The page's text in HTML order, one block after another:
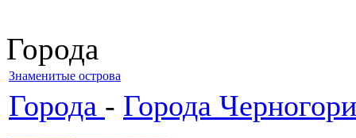
Города
Знаменитые острова
Города - Города